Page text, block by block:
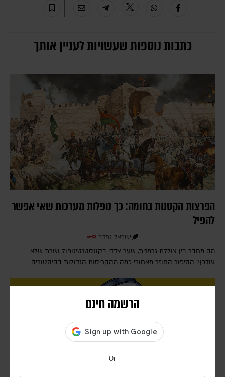
הרשמה חינם
Or
כתבות נוספות שעשויות לעניין אותך
הפרצות הקטנות בחומה: כך נופלות מערכות שאי אפשר
להפיל
ישראל נמדר
מה מחבר בין צוללת גרמנית, שער צדדי בקונסטנטינופול ושרת שלא
עודכן? הסיפור החוזר מאחורי כמה מהקריסות הגדולות בהיסטוריה